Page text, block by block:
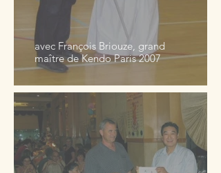
avec François Briouze, grand
maître de Kendo Paris 2007